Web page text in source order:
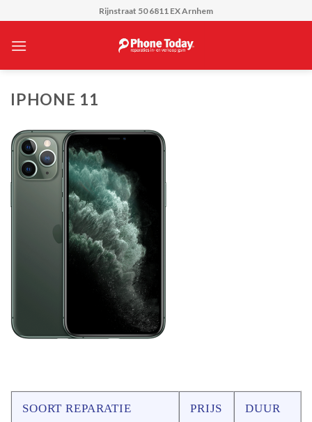
content
Rijnstraat 50 6811 EX Arnhem
IPHONE 11
SOORT REPARATIE PRIJS DUUR